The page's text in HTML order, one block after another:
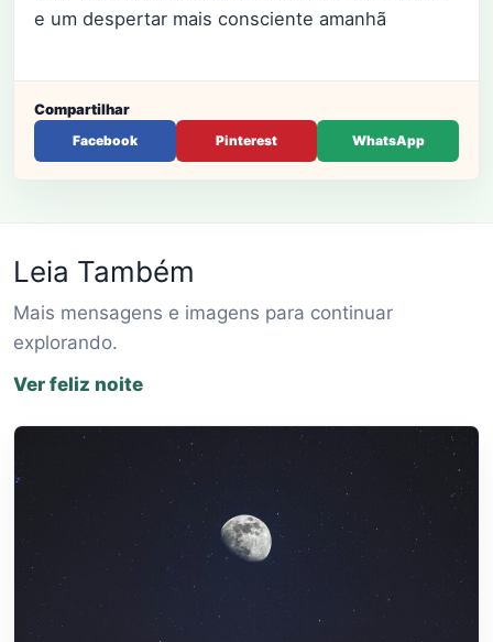
e um despertar mais consciente amanhã
Compartilhar
Facebook Pinterest WhatsApp
Leia Também
Mais mensagens e imagens para continuar
explorando.
Ver feliz noite